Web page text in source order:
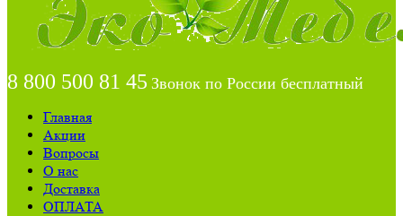
8 800 500 81 45 Звонок по России бесплатный
Главная
Акции
Вопросы
О нас
Доставка
ОПЛАТА